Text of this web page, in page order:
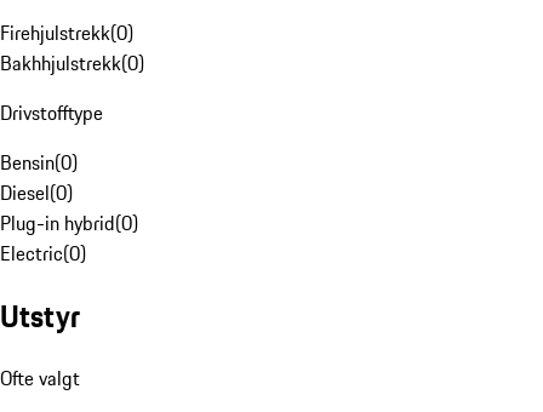
Firehjulstrekk(0)
Bakhhjulstrekk(0)
Drivstofftype
Bensin(0)
Diesel(0)
Plug-in hybrid(0)
Electric(0)
Utstyr
Ofte valgt